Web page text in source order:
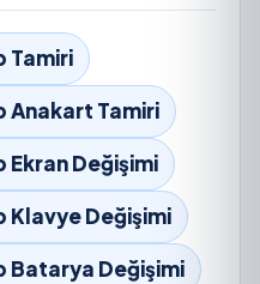
Tamiri
Anakart Tamiri
Değişimi
Klavye Değişimi
Batarya Değişimi